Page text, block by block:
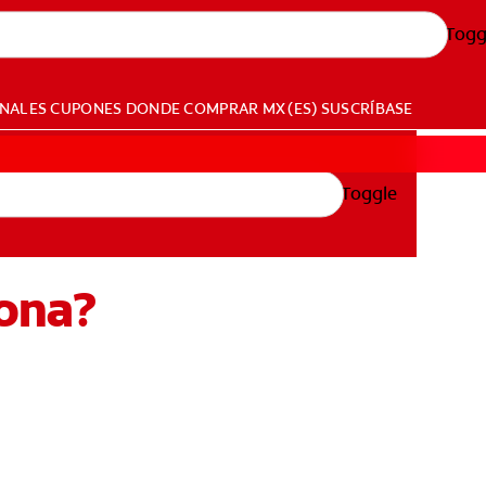
CUPONES DONDE COMPRAR MX (ES) SUSCRÍBASE
Toggle